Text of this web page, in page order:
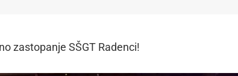
zastopanje SŠGT Radenci!